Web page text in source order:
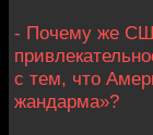
- Почему же
с тем, что
жандарма»?